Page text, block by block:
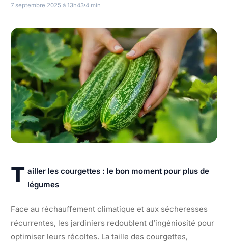
7 septembre 2025 à 13h43 4 min
T ailler les courgettes : le bon moment pour plus de
légumes
Face au réchauffement climatique et aux sécheresses
récurrentes, les jardiniers redoublent d’ingéniosité pour
optimiser leurs récoltes. La taille des courgettes,